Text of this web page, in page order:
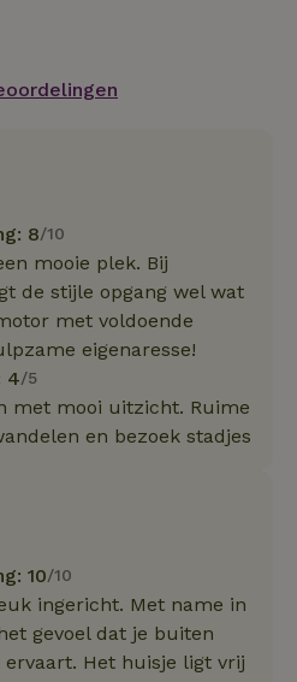
8/10
mooie plek. Bij
de stijle opgang wel wat
met voldoende
eigenaresse!
4/5
met mooi uitzicht. Ruime
en bezoek stadjes
10/10
ingericht. Met name in
gevoel dat je buiten
Het huisje ligt vrij